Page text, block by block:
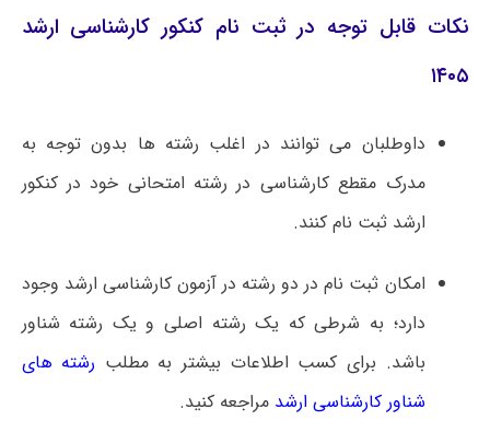
نکات قابل توجه در ثبت نام کنکور کارشناسی ارشد
۱۴۰۵
داوطلبان می توانند در اغلب رشته ها بدون توجه به
مدرک مقطع کارشناسی در رشته امتحانی خود در کنکور
ارشد ثبت نام کنند.
امکان ثبت نام در دو رشته در آزمون کارشناسی ارشد وجود
دارد؛ به شرطی که یک رشته اصلی و یک رشته شناور
باشد. برای کسب اطلاعات بیشتر به مطلب رشته های
شناور کارشناسی ارشد مراجعه کنید.